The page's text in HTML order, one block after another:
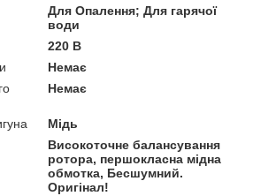
Для Опалення; Для гарячої
води
220 В
Немає
Немає
Мідь
Високоточне балансування
ротора, першокласна мідна
обмотка, Бесшумний.
Оригінал!